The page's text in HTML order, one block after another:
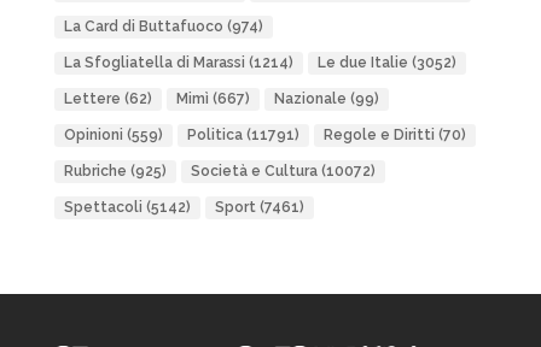
La Card di Buttafuoco (974)
La Sfogliatella di Marassi (1214) Le due Italie (3052)
Lettere (62) Mimì (667) Nazionale (99)
Opinioni (559) Politica(11791) Regole e Diritti (70)
Rubriche (925) Società e Cultura(10072)
Spettacoli (5142) Sport(7461)